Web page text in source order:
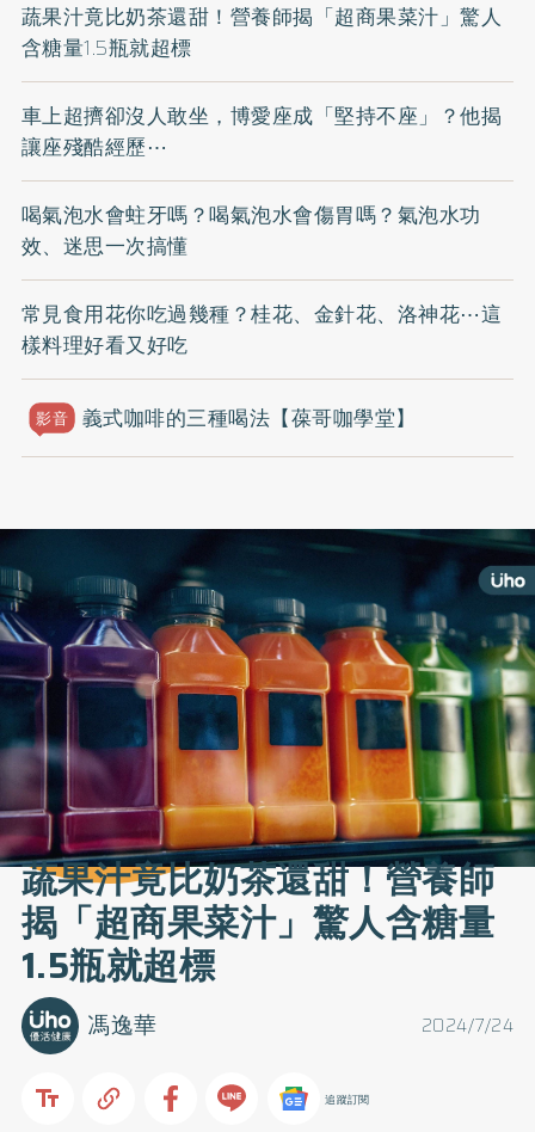
蔬果汁竟比奶茶還甜！營養師揭「超商果菜汁」驚人
含糖量1.5瓶就超標
車上超擠卻沒人敢坐，博愛座成「堅持不座」？他揭
讓座殘酷經歷⋯
喝氣泡水會蛀牙嗎？喝氣泡水會傷胃嗎？氣泡水功
效、迷思一次搞懂
常見食用花你吃過幾種？桂花、金針花、洛神花⋯這
樣料理好看又好吃
影音 義式咖啡的三種喝法【葆哥咖學堂】
蔬果汁竟比奶茶還甜！營養師
揭「超商果菜汁」驚人含糖量
1.5瓶就超標
2024/7/24
馮逸華
追蹤訂閱